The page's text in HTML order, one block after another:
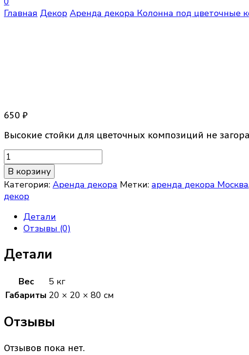
Главная Декор Аренда декора Колонна под цветочные
650 ₽
Высокие стойки для цветочных композиций не
Количество
товара
Колонна
под
цветочные
композиции
В корзину
Категория: Аренда декора Метки: аренда декора Москва
декор
Детали
Отзывы (0)
Детали
Вес
5 кг
Габариты 20 × 20 × 80 см
Отзывы
Отзывов пока нет.